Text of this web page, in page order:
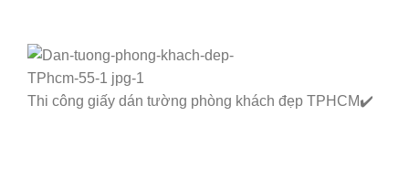
Thi công giấy dán tường phòng khách đẹp TPHCM✔️